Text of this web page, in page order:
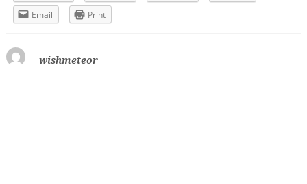
Email
Print
wishmeteor